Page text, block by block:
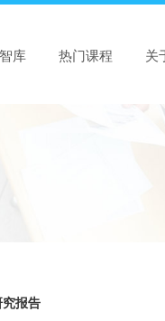
库 热门课程 关
报告